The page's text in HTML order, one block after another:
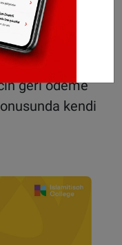
çocuklar,
sorunlar
geri ödeme
kendi